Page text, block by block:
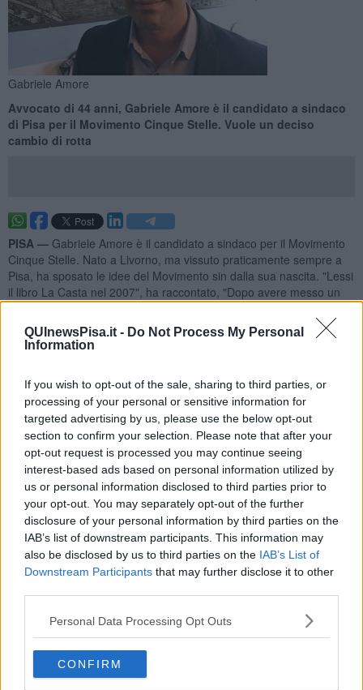
QUInewsPisa.it - Do Not Process My Personal
Information
If you wish to opt-out of the sale, sharing to third parties, or
processing of your personal or sensitive information for
targeted advertising by us, please use the below opt-out
section to confirm your selection. Please note that after your
opt-out request is processed you may continue seeing
interest-based ads based on personal information utilized by
us or personal information disclosed to third parties prior to
your opt-out. You may separately opt-out of the further
disclosure of your personal information by third parties on the
IAB’s list of downstream participants. This information may
also be disclosed by us to third parties on the IAB’s List of
Downstream Participants that may further disclose it to other
Personal Data Processing Opt Outs
CONFIRM
Gabriele Amore
Avvocato di 44 anni, Gabriele Amore è il candidato a sindaco
di Pisa per il Movimento Cinque Stelle. Vuole un deciso
cambio di rotta
PISA — Gabriele Amore è il candidato a sindaco per il Movimento
Cinque Stelle. Nato a Livorno, ma vissuto praticamente sempre a
Pisa, ha sposato le idee del Movimento sin dalla sua nascita. "Lessi
il libro La Casta nel 2007", ha raccontato, "Dopo avere messo un
pò di faccine arrabbiate su facebook ho deciso che era l'ora di
impegnarsi in prima persona per cambiare le cose. E nel
Cinquestelle ho trovato la mia collocazione".
Filippeschi?
Un atteggiamento della politica che presume di educare il cittadino
a scelte calate dall'alto, per cui l'amministrazione ti dice: te non lo
sai quello che è buono e opportuno, lo decido io. Non è così e gli
scempi fatti ce le dimostrano. Un esempio? La politica abitativa
fatta secondo i crismi dettati dalla sinistra uscente, che ha creato
diseguaglianze. L'amministrazione non ha verificato se nel tempo
fossero cambiate le condizioni reddituali degli assegnatari degli
alloggi popolari, così oggi ci troviamo di fronte a situazioni che
hanno creato, appunto, diseguaglianza
"Sicurezza, rilancio del commercio, attenzione alle categorie sociali
che hanno il diritto di essere sostenute economicamente. Il diritto di
cittadinanza è un diritto che deriva da una garanzia
costituzionalmente prevista. La nostra barra dritta è la legalità, da lì